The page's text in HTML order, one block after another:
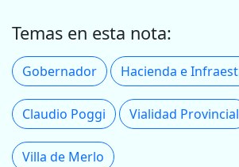
Temas en esta nota:
Gobernador
Claudio Poggi Vialidad Provincial
Villa de Merlo